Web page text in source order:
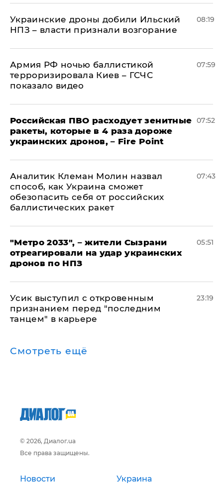
Украинские дроны добили Ильский
НПЗ – власти признали возгорание
08:19
Армия РФ ночью баллистикой
терроризировала Киев – ГСЧС
показало видео
07:59
Российская ПВО расходует зенитные
ракеты, которые в 4 раза дороже
украинских дронов, – Fire Point
07:52
Аналитик Клеман Молин назвал
способ, как Украина сможет
обезопасить себя от российских
баллистических ракет
07:43
"Метро 2033", – жители Сызрани
отреагировали на удар украинских
дронов по НПЗ
05:51
Усик выступил с откровенным
признанием перед "последним
танцем" в карьере
23:19
Смотреть ещё
© 2026, Диалог.ua
Все права защищены.
Новости Украина